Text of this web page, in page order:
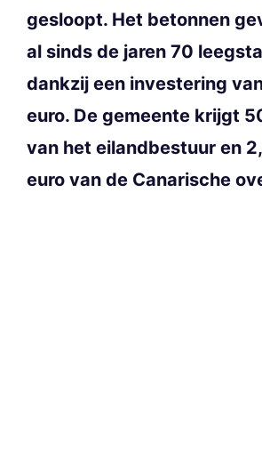
gesloopt. Het betonnen
al sinds de jaren 70
dankzij een investering
euro. De gemeente krijgt
van het eilandbestuur en
euro van de Canarische